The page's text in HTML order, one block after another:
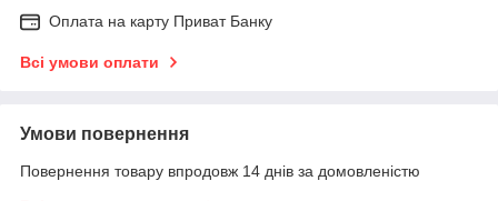
Оплата на карту Приват Банку
Всі умови оплати
Умови повернення
Повернення товару впродовж 14 днів за домовленістю